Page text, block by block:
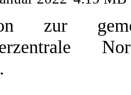
zur